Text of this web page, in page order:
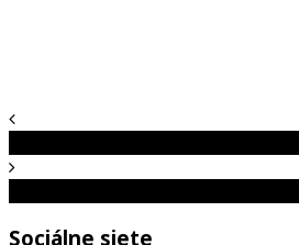
Sociálne siete